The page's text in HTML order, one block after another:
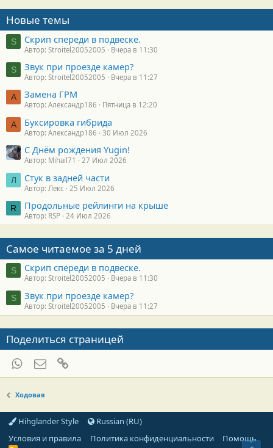
Новые темы
S Скрип спереди в подвеске.
Автор: Stroitel20052005 Вчера в 11:30
S Звук при проезде камер?
Автор: Stroitel20052005 Вчера в 11:27
А Замена ГРМ
Автор: Александр186 Пятница в 12:20
А Буксировка гибрида
Автор: Александр186 30 Июл 2026
С Днём рождения Yugin!
Автор: Mihail71 27 Июл 2026
Л Стук в задней части
Автор: Лекс 25 Июл 2026
R Продольные рейлинги на крыше
Автор: RSP 24 Июл 2026
Самое читаемое за 5 дней
S Скрип спереди в подвеске.
Автор: Stroitel20052005 Вчера в 11:30
S Звук при проезде камер?
Автор: Stroitel20052005 Вчера в 11:27
Поделиться страницей
WhatsAppЭлектронная почта
Ходовая
Hihglander Style
Russian (RU)
Условия и правила
Политика конфиденциальности Помощь